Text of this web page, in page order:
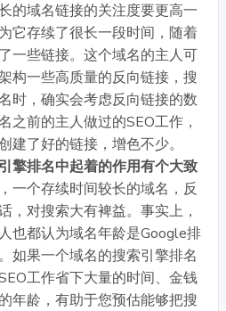
的域名链接的关注度要更高一
它存续了很长一段时间，随着
一些链接。这个域名的主人可
构一些高质量的反向链接，搜
时，确实会考虑反向链接的数
之前的主人做过的SEO工作，
建了好的链接，增色不少。
擎排名中起着的作用有个大致
一个存续时间较长的域名，反
，对搜索大有裨益。事实上，
也都认为域名年龄是Google排
如果一个域名的搜索引擎排名
工作省下大量的时间、金钱
年龄，有助于您预估能够把搜